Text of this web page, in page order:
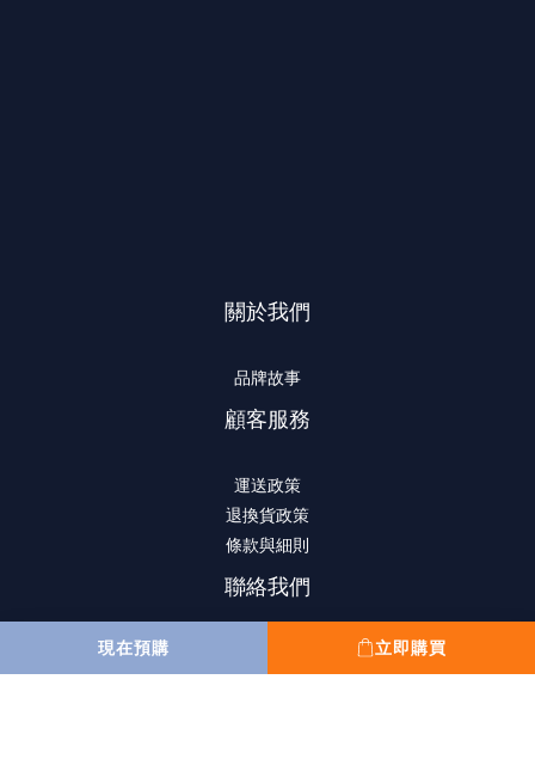
現在預購 立即購買
關於我們
品牌故事
顧客服務
運送政策
退換貨政策
條款與細則
聯絡我們